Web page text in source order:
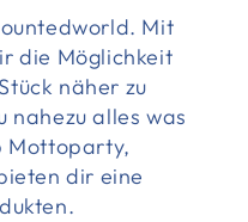
Mit
die Möglichkeit
näher zu
nahezu alles was
Mottoparty,
dir eine